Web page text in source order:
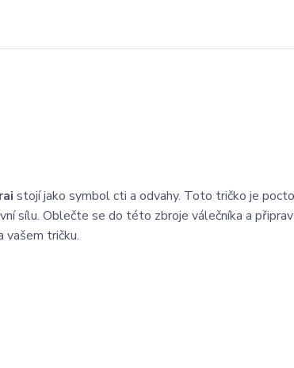
stojí jako symbol cti a odvahy. Toto tričko je
sílu. Oblečte se do této zbroje válečníka a
vašem tričku.